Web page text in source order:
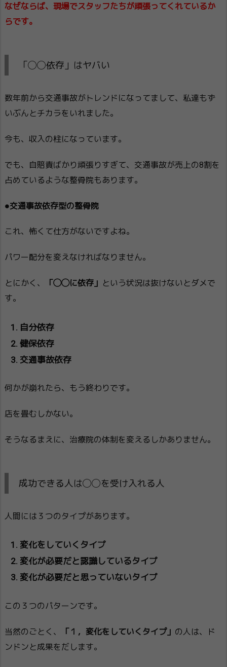
なぜならば、現場でスタッフたちが頑張ってくれているか
らです。
「◯◯依存」はヤバい
数年前から交通事故がトレンドになってまして、私達もず
いぶんとチカラをいれました。
今も、収入の柱になっています。
でも、自賠責ばかり頑張りすぎて、交通事故が売上の8割を
占めているような整骨院もあります。
●交通事故依存型の整骨院
これ、怖くて仕方がないですよね。
パワー配分を変えなければなりません。
とにかく、 「◯◯に依存」 という状況は抜けないとダメで
す。
自分依存
健保依存
交通事故依存
何かが崩れたら、もう終わりです。
店を畳むしかない。
そうなるまえに、治療院の体制を変えるしかありません。
成功できる人は◯◯を受け入れる人
人間には３つのタイプがあります。
変化をしていくタイプ
変化が必要だと認識しているタイプ
変化が必要だと思っていないタイプ
この３つのパターンです。
当然のごとく、 「１，変化をしていくタイプ」 の人は、ド
ンドンと成果をだします。